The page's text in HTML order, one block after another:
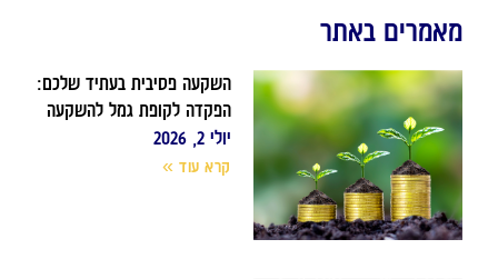
מאמרים באתר
השקעה פסיבית בעתיד שלכם:
הפקדה לקופת גמל להשקעה
יולי 2, 2026
קרא עוד »